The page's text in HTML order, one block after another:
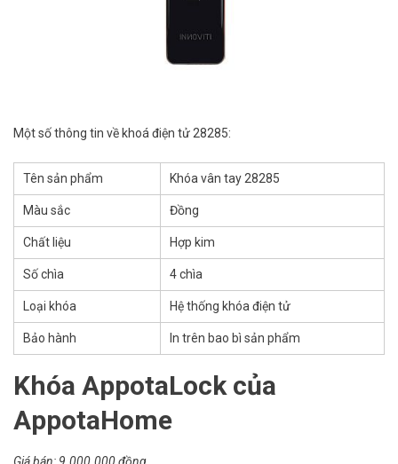
Một số thông tin về khoá điện tử 28285:
Tên sản phẩm Khóa vân tay 28285
Màu sắc Đồng
Chất liệu Hợp kim
Số chìa 4 chìa
Loại khóa Hệ thống khóa điện tử
Bảo hành In trên bao bì sản phẩm
Khóa AppotaLock của
AppotaHome